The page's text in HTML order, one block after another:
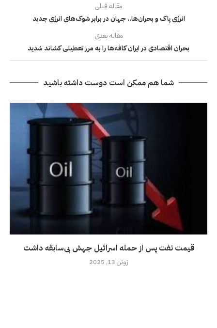
مقاله قبلی
انرژی پاک و بحران‌ها.. جهان در برابر شوک‌های انرژی جدید
مقاله بعدی
بحران اقتصادی در ایران کافه‌ها را به مرز تعطیلی کشاند شدید
شما هم ممکن است دوست داشته باشید
قیمت نفت پس از حمله اسرائیل جهش بی‌سابقه داشت
ژوئن 13, 2025